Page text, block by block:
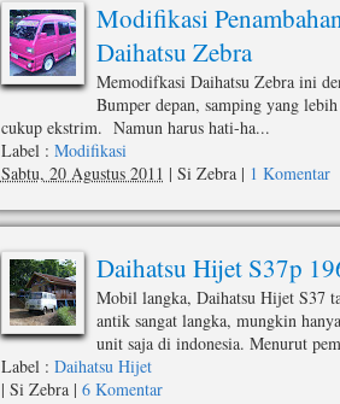
Modifikasi
Daihatsu Zebra
Memodifkasi Daihatsu Zebra ini
Bumper depan, samping yang
cukup ekstrim. Namun harus hati-ha...
Label : Modifikasi
Sabtu, 20 Agustus 2011 | Si Zebra| 1 Komentar
Daihatsu Hijet S37p
Mobil langka, Daihatsu Hijet S37
antik sangat langka, mungkin
unit saja di indonesia. Menurut
Label : Daihatsu Hijet
| Si Zebra| 6 Komentar